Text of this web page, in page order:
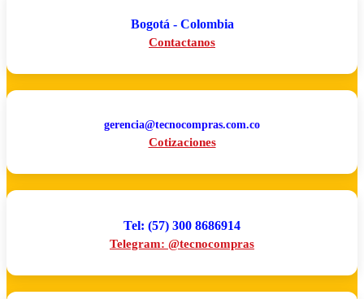
Bogotá - Colombia
Contactanos
gerencia@tecnocompras.com.co
Cotizaciones
Tel: (57) 300 8686914
Telegram: @tecnocompras